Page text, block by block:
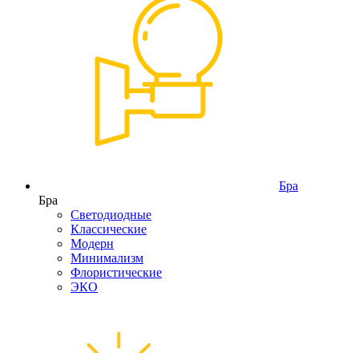
Бра
Бра
Светодиодные
Классические
Модерн
Минимализм
Флористические
ЭКО